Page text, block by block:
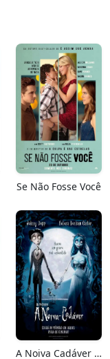
Se Não Fosse Você
A Noiva Cadáver (Relançamento)